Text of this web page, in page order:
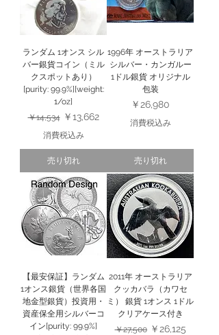
ランダム 1オンス シル
バー銀貨コイン（ミル
クスポットあり）
[purity: 99.9%][weight:
1/oz]
通常価格
￥14,534 セール価格
￥13,662
消費税込み
売り切れ
1996年 オーストラリア
シルバー・カンガルー
1ドル銀貨 オリジナル
包装
価格
￥26,980
消費税込み
売り切れ
【最安保証】ランダム
1オンス銀貨（世界各国
地金型銀貨）投資用・
資産保全用シルバーコ
イン[purity: 99.9%]
2011年 オーストラリア
クッカバラ（カワセ
ミ） 銀貨 1オンス 1ドル
クリアケース付き
通常価格
￥27,500 セール価格
￥26,125